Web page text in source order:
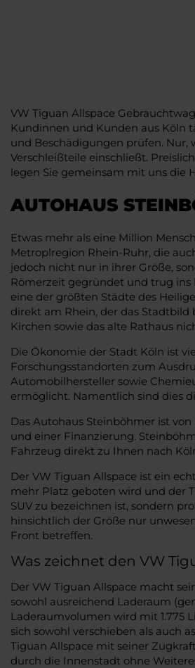
VW Tiguan Allspace
Kundinnen und Kunden aus Köln
und Beschädigungen prüfen. Nur,
Verschleißteile einschließt.
legen Sie gemeinsam mit uns die
AUTOHAUS
Etwas mehr als eine Million
Metroplregion Rhein-Ruhr, die
jedoch nicht nur in ihrer Größe,
Römerzeit gegründet und trug ins
eine der größten Städte des
direkt am Rhein, der das
Kirchen sowie das alte Rathaus
Die Ökonomie der Stadt Köln ist
Forschungsstandorten zum
Automobilhersteller sowie
ermöglicht. Namentlich sind dies
Das Autohaus Steinböhmer ist
und einer Finanzierung.
Fahrzeug direkt zu Ihnen nach
Der VW Tiguan Allspace ist ein
mehr Platz geboten wird und der
SUV zu bezeichnen ist, sondern
hinsichtlich der Größe nur
Front betreffen.
Was zeichnet den VW
Der VW Tiguan Allspace macht
sowohl ausreichend Laderaum
Laderaumvolumen wird mit 1.775
sich sowohl verschieben als auch
Tiguan Allspace mit seiner
durch die Innenstadt ohne